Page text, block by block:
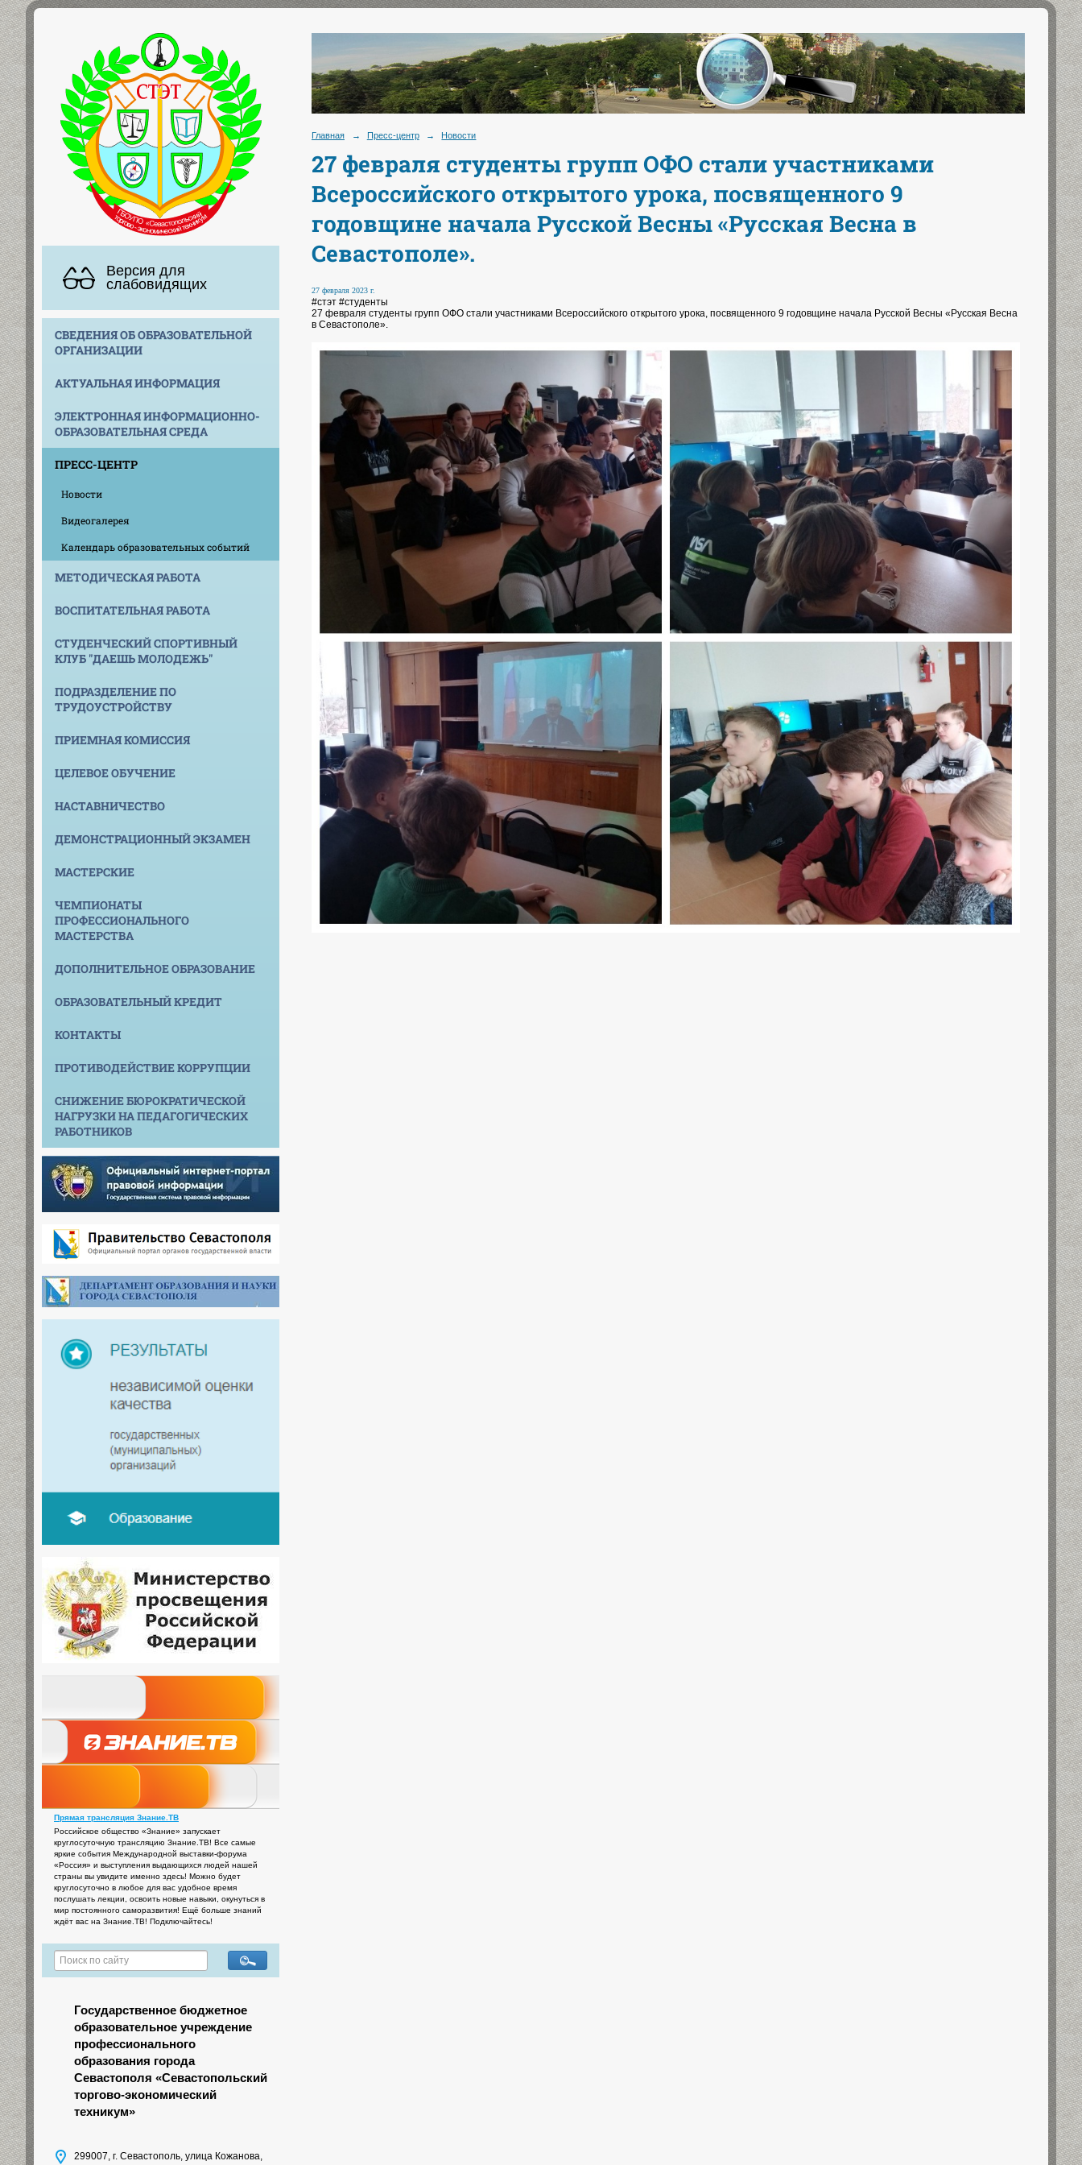
Версия для
слабовидящих
СВЕДЕНИЯ ОБ ОБРАЗОВАТЕЛЬНОЙ
ОРГАНИЗАЦИИ
АКТУАЛЬНАЯ ИНФОРМАЦИЯ
ЭЛЕКТРОННАЯ ИНФОРМАЦИОННО-
ОБРАЗОВАТЕЛЬНАЯ СРЕДА
ПРЕСС-ЦЕНТР
Новости
Видеогалерея
Календарь образовательных событий
МЕТОДИЧЕСКАЯ РАБОТА
ВОСПИТАТЕЛЬНАЯ РАБОТА
СТУДЕНЧЕСКИЙ СПОРТИВНЫЙ
КЛУБ "ДАЕШЬ МОЛОДЕЖЬ"
ПОДРАЗДЕЛЕНИЕ ПО
ТРУДОУСТРОЙСТВУ
ПРИЕМНАЯ КОМИССИЯ
ЦЕЛЕВОЕ ОБУЧЕНИЕ
НАСТАВНИЧЕСТВО
ДЕМОНСТРАЦИОННЫЙ ЭКЗАМЕН
МАСТЕРСКИЕ
ЧЕМПИОНАТЫ
ПРОФЕССИОНАЛЬНОГО
МАСТЕРСТВА
ДОПОЛНИТЕЛЬНОЕ ОБРАЗОВАНИЕ
ОБРАЗОВАТЕЛЬНЫЙ КРЕДИТ
КОНТАКТЫ
ПРОТИВОДЕЙСТВИЕ КОРРУПЦИИ
СНИЖЕНИЕ БЮРОКРАТИЧЕСКОЙ
НАГРУЗКИ НА ПЕДАГОГИЧЕСКИХ
РАБОТНИКОВ
Прямая трансляция Знание.ТВ
Российское общество «Знание» запускает
круглосуточную трансляцию Знание.ТВ! Все самые
яркие события Международной выставки-форума
«Россия» и выступления выдающихся людей нашей
страны вы увидите именно здесь! Можно будет
круглосуточно в любое для вас удобное время
послушать лекции, освоить новые навыки, окунуться в
мир постоянного саморазвития! Ещё больше знаний
ждёт вас на Знание.ТВ! Подключайтесь!
Государственное бюджетное
образовательное учреждение
профессионального
образования города
Севастополя «Севастопольский
торгово-экономический
техникум»
299007, г. Севастополь, улица Кожанова,
Главная → Пресс-центр → Новости
27 февраля студенты групп ОФО стали участниками
Всероссийского открытого урока, посвященного 9
годовщине начала Русской Весны «Русская Весна в
Севастополе».
27 февраля 2023 г.
#стэт #студенты
27 февраля студенты групп ОФО стали участниками Всероссийского открытого урока, посвященного 9 годовщине начала Русской Весны «Русская Весна
в Севастополе».